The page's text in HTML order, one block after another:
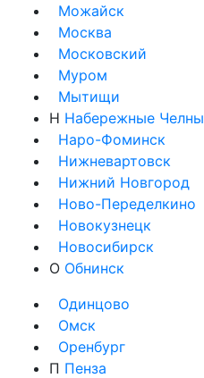
Можайск
Москва
Московский
Муром
Мытищи
Н Набережные Челны
Наро-Фоминск
Нижневартовск
Нижний Новгород
Ново-Переделкино
Новокузнецк
Новосибирск
О Обнинск
Одинцово
Омск
Оренбург
П Пенза